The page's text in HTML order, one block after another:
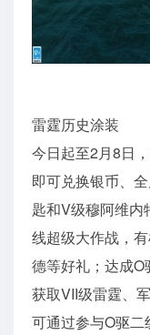
雷霆历史涂装
今日起至2月8日
即可兑换银币、
匙和V级穆阿维内
线超级大作战，
德等好礼；达成
获取VII级雷霆、
可通过参与O驱